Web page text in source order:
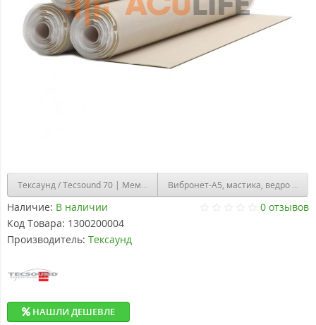
Тексаунд / Tecsound 70 | Мембрана Вибронет-А5, мастика, ведро 5л.
Наличие: В наличии
0 отзывов
Код Товара: 1300200004
Производитель: Тексаунд
НАШЛИ ДЕШЕВЛЕ